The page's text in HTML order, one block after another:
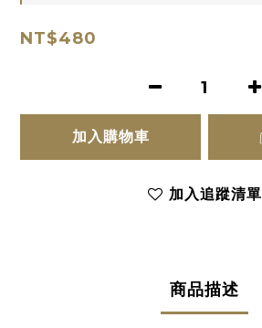
NT$480
加入購物車
加入追蹤清單
商品描述